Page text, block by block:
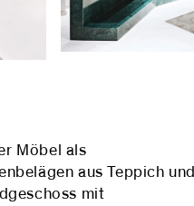
Möbel als
aus Teppich und
mit